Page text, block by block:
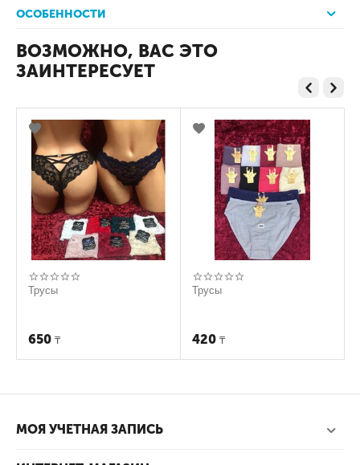
ОСОБЕННОСТИ
ВОЗМОЖНО, ВАС ЭТО
ЗАИНТЕРЕСУЕТ
Трусы
650 ₸
Трусы
420 ₸
МОЯ УЧЕТНАЯ ЗАПИСЬ